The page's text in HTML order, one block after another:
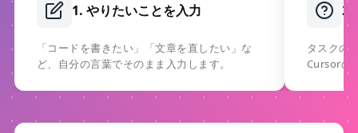
1. やりたいことを入力
「コードを書きたい」「文章を直したい」な
ど、自分の言葉でそのまま入力します。
2.
タスクの
Cursorの